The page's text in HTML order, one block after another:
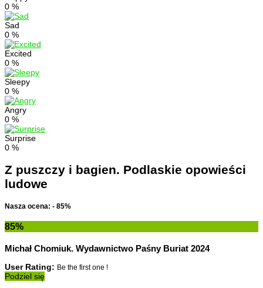
0 %
Sad
0 %
Excited
0 %
Sleepy
0 %
Angry
0 %
Surprise
0 %
Z puszczy i bagien. Podlaskie opowieści
ludowe
Nasza ocena: - 85%
85%
Michał Chomiuk. Wydawnictwo Paśny Buriat 2024
User Rating: Be the first one !
Podziel się